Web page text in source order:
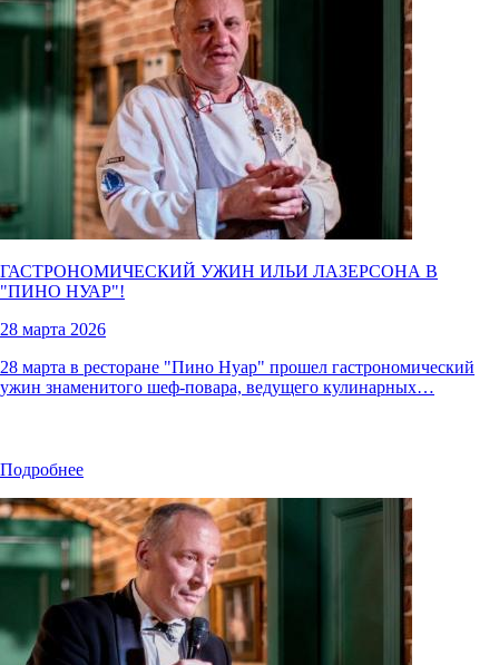
ГАСТРОНОМИЧЕСКИЙ УЖИН ИЛЬИ ЛАЗЕРСОНА В
"ПИНО НУАР"!
28 марта 2026
28 марта в ресторане "Пино Нуар" прошел гастрономический
ужин знаменитого шеф-повара, ведущего кулинарных…
Подробнее